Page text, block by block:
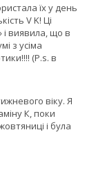
їх у день
V K! Ці
і виявила, що в
з усіма
(P.s. в
віку. Я
К, поки
і була